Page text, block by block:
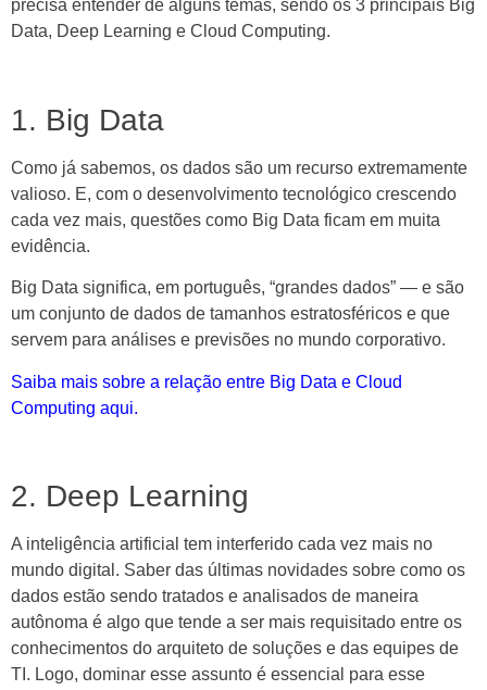
precisa entender de alguns temas, sendo os 3 principais Big
Data, Deep Learning e Cloud Computing.
1. Big Data
Como já sabemos, os dados são um recurso extremamente
valioso. E, com o desenvolvimento tecnológico crescendo
cada vez mais, questões como Big Data ficam em muita
evidência.
Big Data significa, em português, “grandes dados” — e são
um conjunto de dados de tamanhos estratosféricos e que
servem para análises e previsões no mundo corporativo.
Saiba mais sobre a relação entre Big Data e Cloud
Computing aqui.
2. Deep Learning
A inteligência artificial tem interferido cada vez mais no
mundo digital. Saber das últimas novidades sobre como os
dados estão sendo tratados e analisados de maneira
autônoma é algo que tende a ser mais requisitado entre os
conhecimentos do arquiteto de soluções e das equipes de
TI. Logo, dominar esse assunto é essencial para esse